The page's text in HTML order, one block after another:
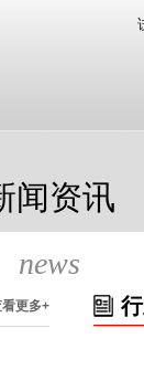
闻资讯
news
更多+